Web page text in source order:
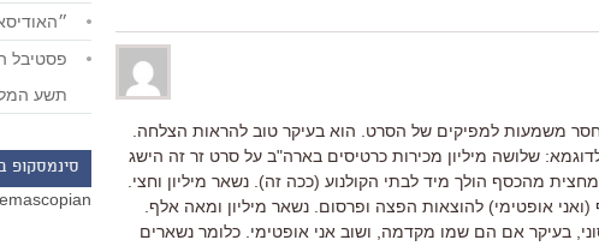
הוא קצת חסר משמעות למפיקים של הסרט. הוא בעיקר טוב להראות הצלחה.
שלושה מיליון מכירות כרטיסים בארה"ב על סרט זר זה הישג
מהכסף הולך מיד לבתי הקולנוע (ככה זה). נשאר מיליון וחצי.
אופטימי) להוצאות הפצה ופרסום. נשאר מיליון ומאה אלף.
בעיקר אם הם שמו מקדמה, ושוב אני אופטימי. כלומר נשארים
תשע
סינמסקופ